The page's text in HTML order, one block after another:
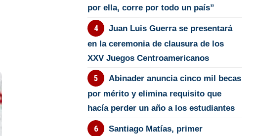
por ella, corre por todo un país”
Juan Luis Guerra se presentará
en la ceremonia de clausura de los
XXV Juegos Centroamericanos
Abinader anuncia cinco mil becas
por mérito y elimina requisito que
hacía perder un año a los estudiantes
Santiago Matías, primer